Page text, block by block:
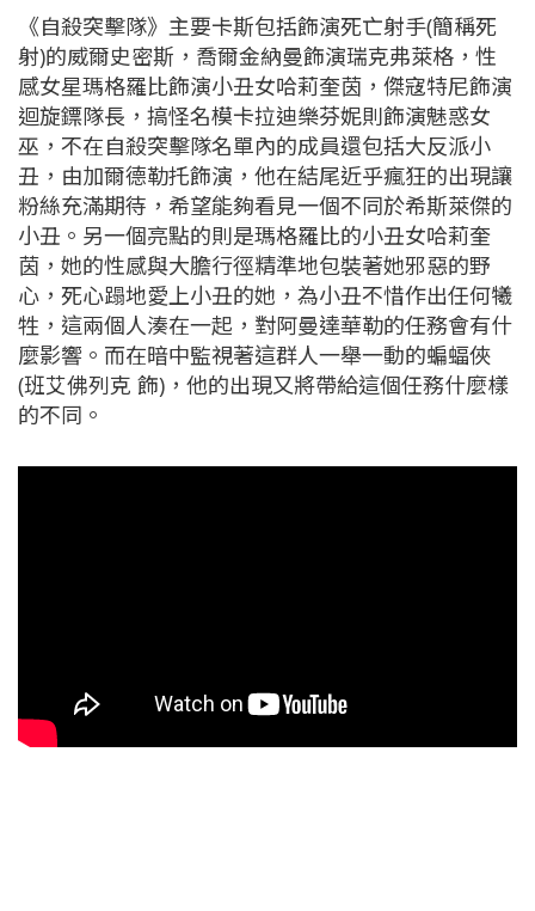
《自殺突擊隊》主要卡斯包括飾演死亡射手(簡稱死
射)的威爾史密斯，喬爾金納曼飾演瑞克弗萊格，性
感女星瑪格羅比飾演小丑女哈莉奎茵，傑寇特尼飾演
迴旋鏢隊長，搞怪名模卡拉迪樂芬妮則飾演魅惑女
巫，不在自殺突擊隊名單內的成員還包括大反派小
丑，由加爾德勒托飾演，他在結尾近乎瘋狂的出現讓
粉絲充滿期待，希望能夠看見一個不同於希斯萊傑的
小丑。另一個亮點的則是瑪格羅比的小丑女哈莉奎
茵，她的性感與大膽行徑精準地包裝著她邪惡的野
心，死心蹋地愛上小丑的她，為小丑不惜作出任何犧
牲，這兩個人湊在一起，對阿曼達華勒的任務會有什
麼影響。而在暗中監視著這群人一舉一動的蝙蝠俠
(班艾佛列克 飾)，他的出現又將帶給這個任務什麼樣
的不同。